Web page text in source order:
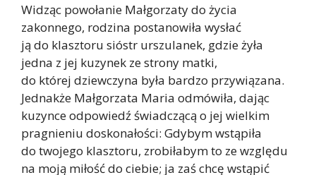
Widząc powołanie Małgorzaty do życia
zakonnego, rodzina postanowiła wysłać
ją do klasztoru sióstr urszulanek, gdzie żyła
jedna z jej kuzynek ze strony matki,
do której dziewczyna była bardzo przywiązana.
Jednakże Małgorzata Maria odmówiła, dając
kuzynce odpowiedź świadczącą o jej wielkim
pragnieniu doskonałości: Gdybym wstąpiła
do twojego klasztoru, zrobiłabym to ze względu
na moją miłość do ciebie; ja zaś chcę wstąpić